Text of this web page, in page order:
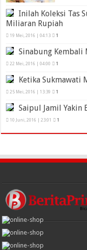
Inilah Koleksi Tas
Miliaran Rupiah
19 Mei, 2016 | 04:13 1
Sinabung Kembali
22 Mei, 2016 | 04:00 1
Ketika Sukmawati
25 Mei, 2016 | 13:39 1
Saipul Jamil Yakin
10 Juni, 2016 | 23:01 1